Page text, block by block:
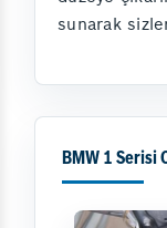
sunarak
BMW 1 Serisi